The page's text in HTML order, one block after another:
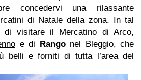
concedervi una rilassante
di Natale della zona. In tal
di visitare il Mercatino di Arco,
e di Rangonel Bleggio, che
belli e forniti di tutta l’area del